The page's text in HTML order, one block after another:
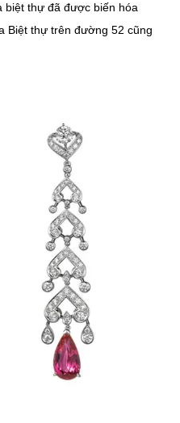
biệt thự đã được biến hóa
Biệt thự trên đường 52 cũng